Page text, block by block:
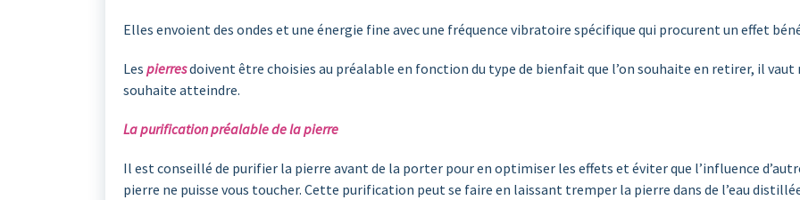
Elles envoient des ondes et une énergie fine avec une fréquence vibratoire spécifique qui procurent un effet
Les pierresdoivent être choisies au préalable en fonction du type de bienfait que l’on souhaite en retirer, il
souhaite atteindre.
La purification préalable de la pierre
Il est conseillé de purifier la pierre avant de la porter pour en optimiser les effets et éviter que l’influence
pierre ne puisse vous toucher. Cette purification peut se faire en laissant tremper la pierre dans de l’eau